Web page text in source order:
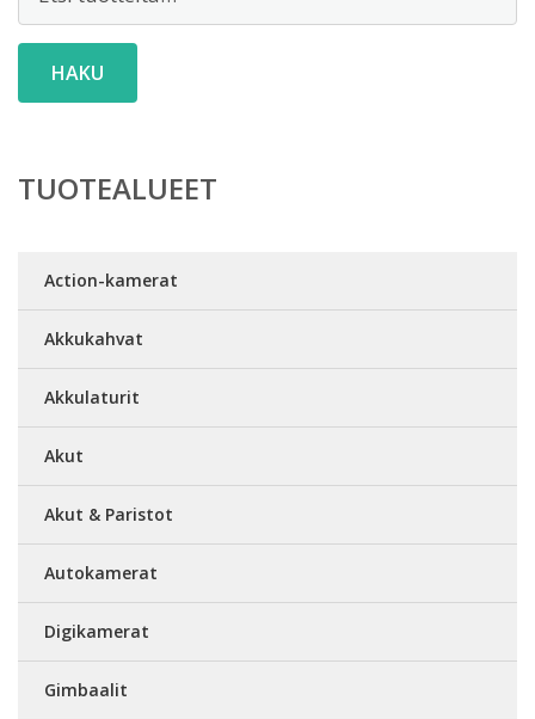
HAKU
TUOTEALUEET
Action-kamerat
Akkukahvat
Akkulaturit
Akut
Akut & Paristot
Autokamerat
Digikamerat
Gimbaalit